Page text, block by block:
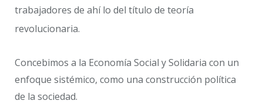
trabajadores de ahí lo del título de teoría
revolucionaria.
Concebimos a la Economía Social y Solidaria con un
enfoque sistémico, como una construcción política
de la sociedad.